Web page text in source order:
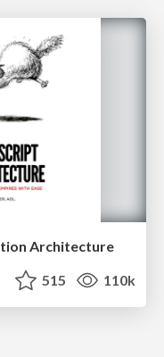
Architecture
515 110k